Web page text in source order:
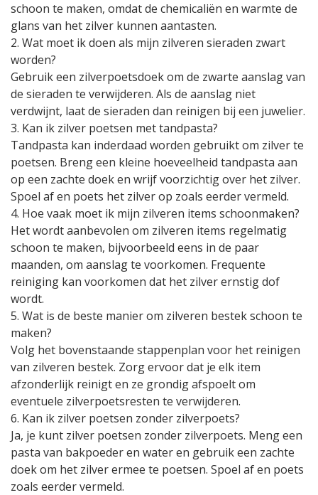
schoon te maken, omdat de chemicaliën en warmte de
glans van het zilver kunnen aantasten.
2. Wat moet ik doen als mijn zilveren sieraden zwart
worden?
Gebruik een zilverpoetsdoek om de zwarte aanslag van
de sieraden te verwijderen. Als de aanslag niet
verdwijnt, laat de sieraden dan reinigen bij een juwelier.
3. Kan ik zilver poetsen met tandpasta?
Tandpasta kan inderdaad worden gebruikt om zilver te
poetsen. Breng een kleine hoeveelheid tandpasta aan
op een zachte doek en wrijf voorzichtig over het zilver.
Spoel af en poets het zilver op zoals eerder vermeld.
4. Hoe vaak moet ik mijn zilveren items schoonmaken?
Het wordt aanbevolen om zilveren items regelmatig
schoon te maken, bijvoorbeeld eens in de paar
maanden, om aanslag te voorkomen. Frequente
reiniging kan voorkomen dat het zilver ernstig dof
wordt.
5. Wat is de beste manier om zilveren bestek schoon te
maken?
Volg het bovenstaande stappenplan voor het reinigen
van zilveren bestek. Zorg ervoor dat je elk item
afzonderlijk reinigt en ze grondig afspoelt om
eventuele zilverpoetsresten te verwijderen.
6. Kan ik zilver poetsen zonder zilverpoets?
Ja, je kunt zilver poetsen zonder zilverpoets. Meng een
pasta van bakpoeder en water en gebruik een zachte
doek om het zilver ermee te poetsen. Spoel af en poets
zoals eerder vermeld.